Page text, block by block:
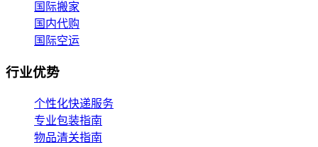
国际搬家
国内代购
国际空运
行业优势
个性化快递服务
专业包装指南
物品清关指南